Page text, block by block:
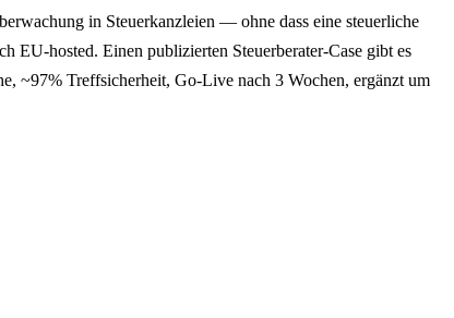
in Steuerkanzleien — ohne dass eine steuerliche
hosted. Einen publizierten Steuerberater-Case gibt es
~97% Treffsicherheit, Go-Live nach 3 Wochen, ergänzt um